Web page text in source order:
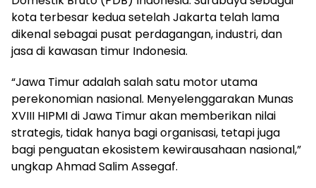
kota terbesar kedua setelah Jakarta telah lama
dikenal sebagai pusat perdagangan, industri, dan
jasa di kawasan timur Indonesia.
“Jawa Timur adalah salah satu motor utama
perekonomian nasional. Menyelenggarakan Munas
XVIII HIPMI di Jawa Timur akan memberikan nilai
strategis, tidak hanya bagi organisasi, tetapi juga
bagi penguatan ekosistem kewirausahaan nasional,”
ungkap Ahmad Salim Assegaf.